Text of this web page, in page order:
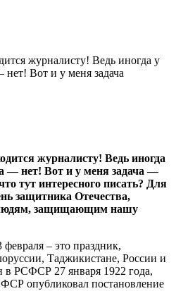
журналисту! Ведь иногда у
нет! Вот и у меня задача
журналисту! Ведь иногда
— нет! Вот и у меня задача —
тут интересного писать? Для
защитника Отечества,
защищающим нашу
– это праздник,
Таджикистане, России и
в РСФСР 27 января 1922 года,
опубликовал постановление